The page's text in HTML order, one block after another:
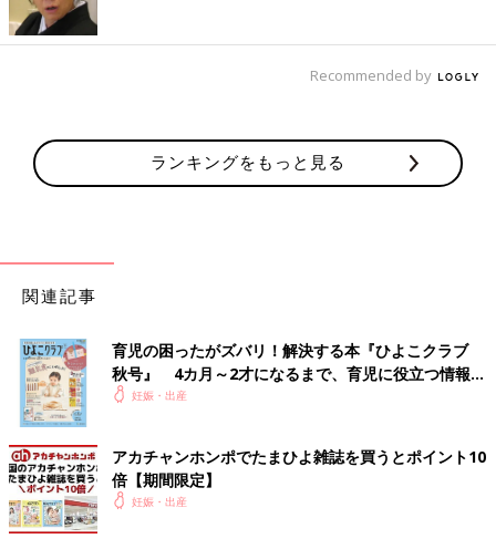
Recommended by
ランキングをもっと見る
関連記事
育児の困ったがズバリ！解決する本『ひよこクラブ
秋号』 4カ月～2才になるまで、育児に役立つ情報が
いっぱい！
妊娠・出産
アカチャンホンポでたまひよ雑誌を買うとポイント10
倍【期間限定】
妊娠・出産